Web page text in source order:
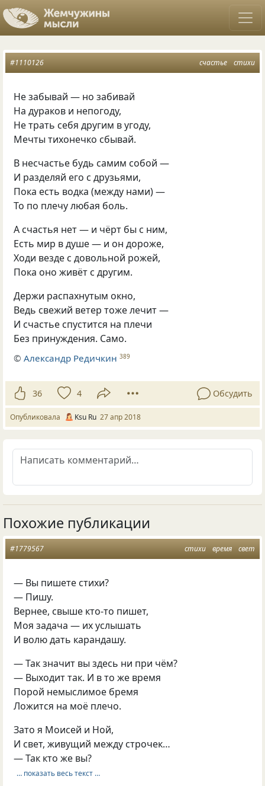
счастье стихи
#1110126
Не забывай — но забивай
На дураков и непогоду,
Не трать себя другим в угоду,
Мечты тихонечко сбывай.
В несчастье будь самим собой —
И разделяй его с друзьями,
Пока есть водка (между нами) —
То по плечу любая боль.
А счастья нет — и чёрт бы с ним,
Есть мир в душе — и он дороже,
Ходи везде с довольной рожей,
Пока оно живёт с другим.
Держи распахнутым окно,
Ведь свежий ветер тоже лечит —
И счастье спустится на плечи
Без принуждения. Само.
©Александр Редичкин 389
36 4 Обсудить
Опубликовала Ksu Ru 27 апр 2018
Похожие публикации
стихи время свет
#1779567
— Вы пишете стихи?
— Пишу.
Вернее, свыше кто-то пишет,
Моя задача — их услышать
И волю дать карандашу.
— Так значит вы здесь ни при чём?
— Выходит так. И в то же время
Порой немыслимое бремя
Ложится на моё плечо.
Зато я Моисей и Ной,
И свет, живущий между строчек…
— Так кто же вы?
… показать весь текст …